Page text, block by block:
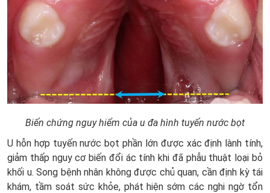
Biến chứng nguy hiểm của u đa hình tuyến nước bọt
U hỗn hợp tuyến nước bọt phần lớn được xác định lành tính,
giảm thấp nguy cơ biến đổi ác tính khi đã phẫu thuật loại bỏ
khối u. Song bệnh nhân không được chủ quan, cần định kỳ tái
khám, tầm soát sức khỏe, phát hiện sớm các nghi ngờ tổn